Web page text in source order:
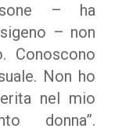
– ha
– non
Conoscono
Non ho
nel mio
donna”.